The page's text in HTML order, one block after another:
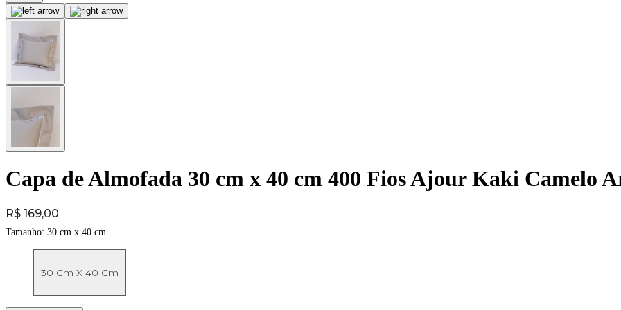
Capa de Almofada 30 cm x 40 cm 400 Fios Ajour Kaki Camelo
Price:
R$ 169,00
Tamanho: 30 cm x 40 cm
30 Cm X 40 Cm